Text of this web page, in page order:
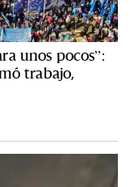
unos pocos”:
trabajo,